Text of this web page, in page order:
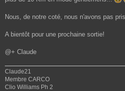
Nous, de notre coté, nous n'avons pas
A bientôt pour une prochaine sortie!
@+ Claude
Claude21
Membre CARCO
Clio Williams Ph 2